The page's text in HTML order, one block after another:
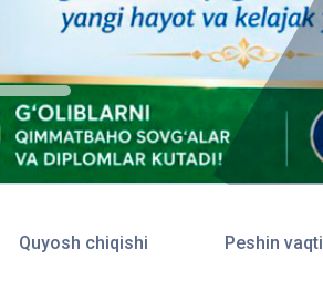
Quyosh chiqishi Peshin vaqti